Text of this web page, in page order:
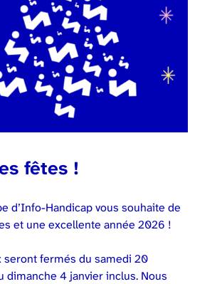
fêtes !
d’Info-Handicap vous souhaite de
et une excellente année 2026 !
seront fermés du samedi 20
dimanche 4 janvier inclus. Nous